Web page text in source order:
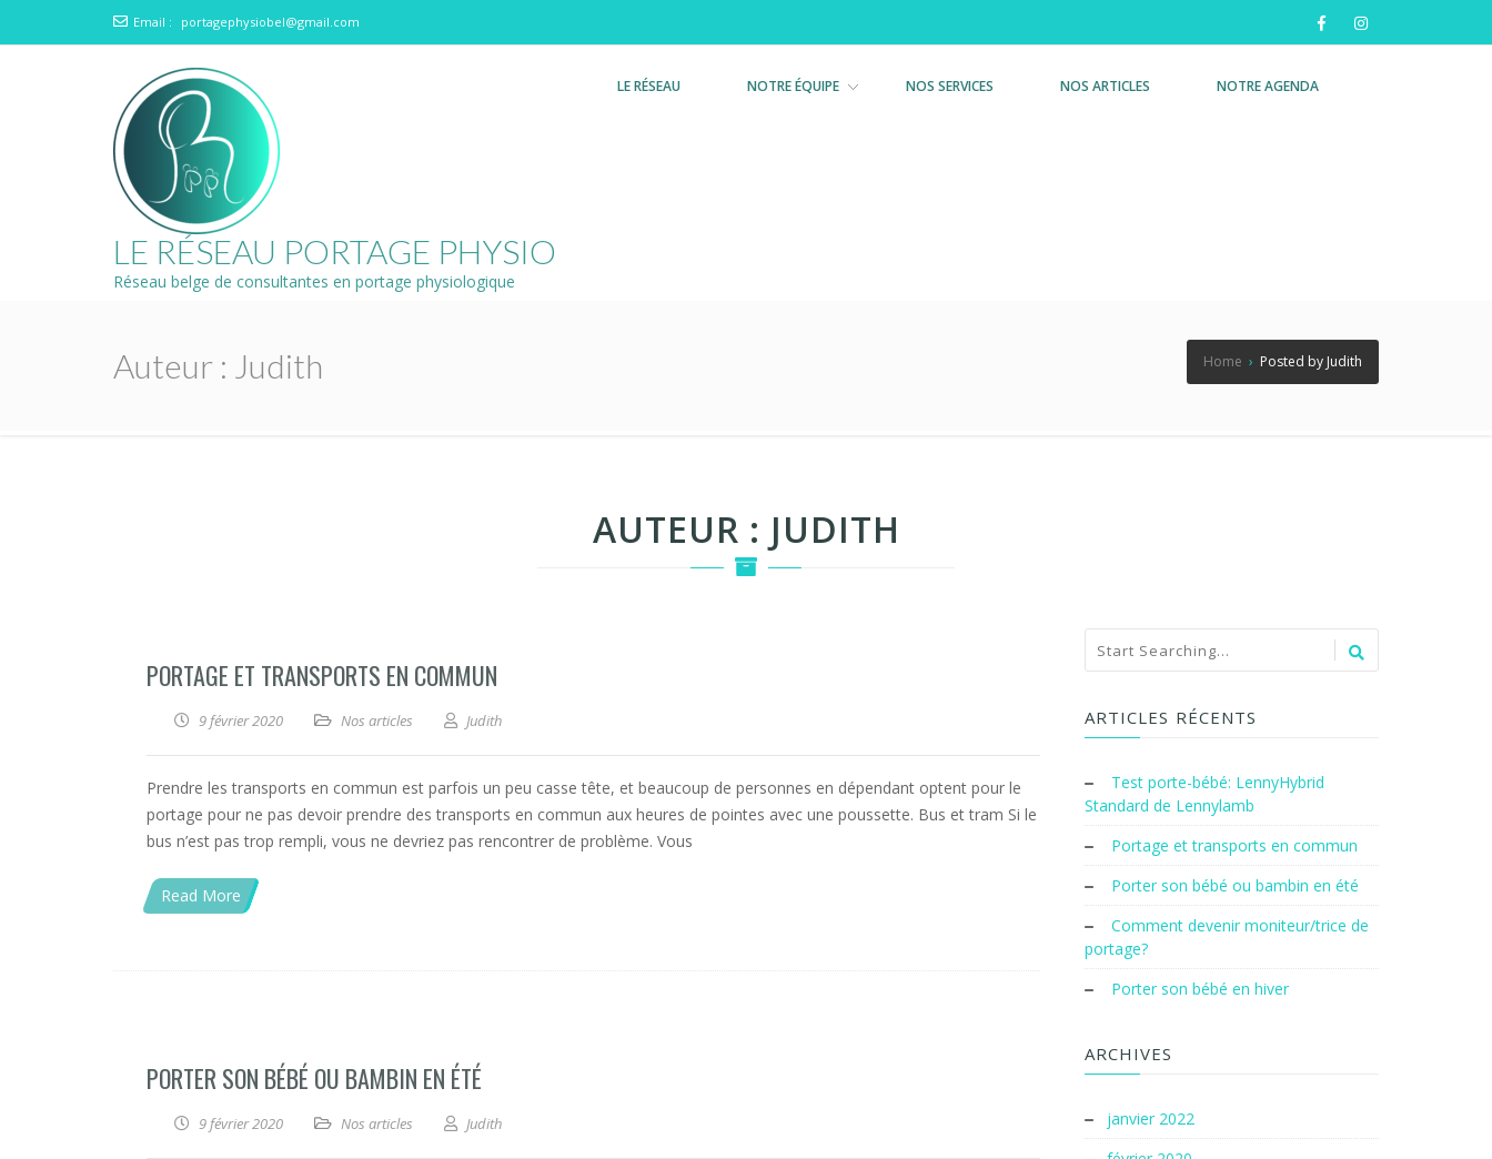
Email : portagephysiobel@gmail.com
LE RÉSEAU PORTAGE PHYSIO
Réseau belge de consultantes en portage physiologique
LE RÉSEAU NOTRE ÉQUIPE NOS SERVICES NOS ARTICLES NOTRE AGENDA
Auteur : Judith Home › Posted by Judith
AUTEUR : JUDITH
PORTAGE ET TRANSPORTS EN COMMUN
9 février 2020 Nos articles Judith
Prendre les transports en commun est parfois un peu casse tête, et beaucoup de personnes en dépendant optent pour le
portage pour ne pas devoir prendre des transports en commun aux heures de pointes avec une poussette. Bus et tram Si le
bus n’est pas trop rempli, vous ne devriez pas rencontrer de problème. Vous
Read More
PORTER SON BÉBÉ OU BAMBIN EN ÉTÉ
9 février 2020 Nos articles Judith
ARTICLES RÉCENTS
Test porte-bébé: LennyHybrid
Standard de Lennylamb
Portage et transports en commun
Porter son bébé ou bambin en été
Comment devenir moniteur/trice de
portage?
Porter son bébé en hiver
ARCHIVES
janvier 2022